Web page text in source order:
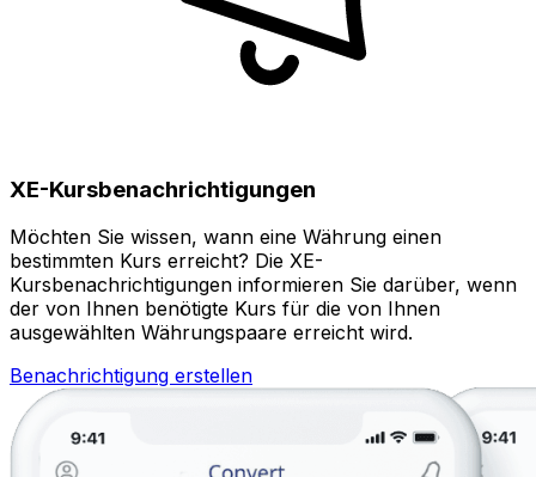
XE-Kursbenachrichtigungen
Möchten Sie wissen, wann eine Währung einen
bestimmten Kurs erreicht? Die XE-
Kursbenachrichtigungen informieren Sie darüber, wenn
der von Ihnen benötigte Kurs für die von Ihnen
ausgewählten Währungspaare erreicht wird.
Benachrichtigung erstellen